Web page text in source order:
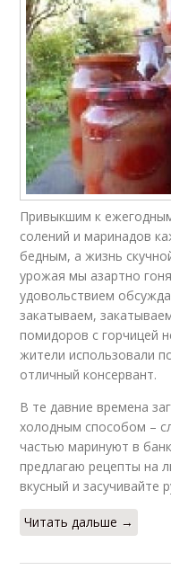
Привыкшим к
солений и маринадов
бедным, а жизнь
урожая мы азартно
удовольствием
закатываем,
помидоров с горчицей
жители использовали
отличный консервант.
В те давние времена
холодным способом –
частью маринуют в
предлагаю рецепты на
вкусный и засучивайте
Читать дальше →